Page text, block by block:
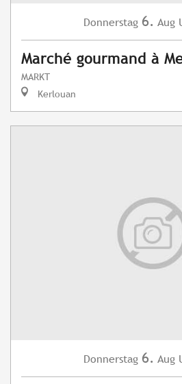
Donnerstag 6. Aug
Marché gourmand à
MARKT
Kerlouan
Donnerstag 6. Aug